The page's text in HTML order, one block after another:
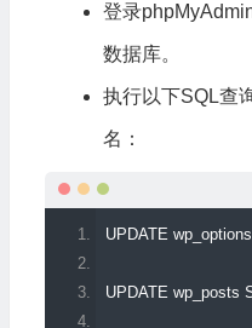
登录
数据库。
执行以下SQL查
名：
UPDATE
UPDATE wp_posts